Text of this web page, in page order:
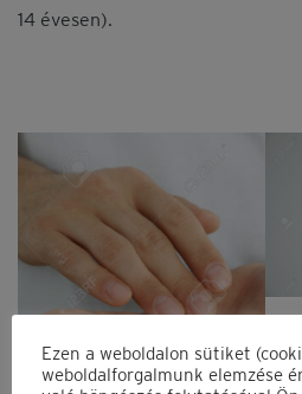
Folytatás a Facebook
14 évesen).
Ezen a weboldalon sütiket
weboldalforgalmunk elemzése